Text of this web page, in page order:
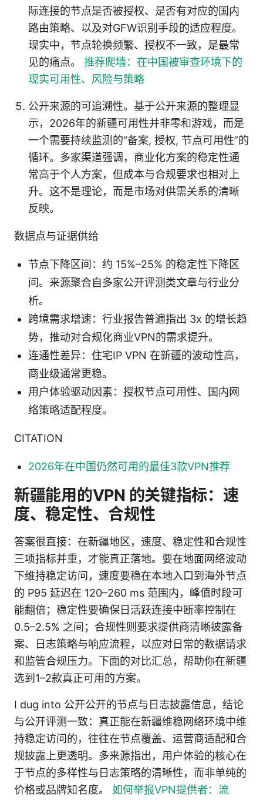
际连接的节点是否被授权、是否有对应的国内
路由策略、以及对GFW识别手段的适应程度。
现实中，节点轮换频繁、授权不一致，是最常
见的痛点。 推荐爬墙：在中国被审查环境下的
现实可用性、风险与策略
公开来源的可追溯性。基于公开来源的整理显
示，2026年的新疆可用性并非零和游戏，而是
一个需要持续监测的“备案, 授权, 节点可用性”的
循环。多家渠道强调，商业化方案的稳定性通
常高于个人方案，但成本与合规要求也相对上
升。这不是理论，而是市场对供需关系的清晰
反映。
数据点与证据供给
节点下降区间：约 15%–25% 的稳定性下降区
间。来源聚合自多家公开评测类文章与行业分
析。
跨境需求增速：行业报告普遍指出 3x 的增长趋
势，推动对合规化商业VPN的需求提升。
连通性差异：住宅IP VPN 在新疆的波动性高，
商业级通常更稳。
用户体验驱动因素：授权节点可用性、国内网
络策略适配程度。
CITATION
2026年在中国仍然可用的最佳3款VPN推荐
新疆能用的VPN 的关键指标：速
度、稳定性、合规性
答案很直接：在新疆地区，速度、稳定性和合规性
三项指标并重，才能真正落地。要在地面网络波动
下维持稳定访问，速度要稳在本地入口到海外节点
的 P95 延迟在 120–260 ms 范围内，峰值时段可
能翻倍；稳定性要确保日活跃连接中断率控制在
0.5–2.5% 之间；合规性则要求提供商清晰披露备
案、日志策略与响应流程，以应对日常的数据请求
和监管合规压力。下面的对比汇总，帮助你在新疆
选到1–2款真正可用的方案。
I dug into 公开公开的节点与日志披露信息，结论
与公开评测一致：真正能在新疆维稳网络环境中维
持稳定访问的，往往在节点覆盖、运营商适配和合
规披露上更透明。多来源指出，用户体验的核心在
于节点的多样性与日志策略的清晰性，而非单纯的
价格或品牌知名度。 如何举报VPN提供者：流